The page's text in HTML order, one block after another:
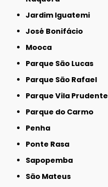
Jardim Iguatemi
José Bonifácio
Mooca
Parque São Lucas
Parque São Rafael
Parque Vila Prudente
Parque do Carmo
Penha
Ponte Rasa
Sapopemba
São Mateus